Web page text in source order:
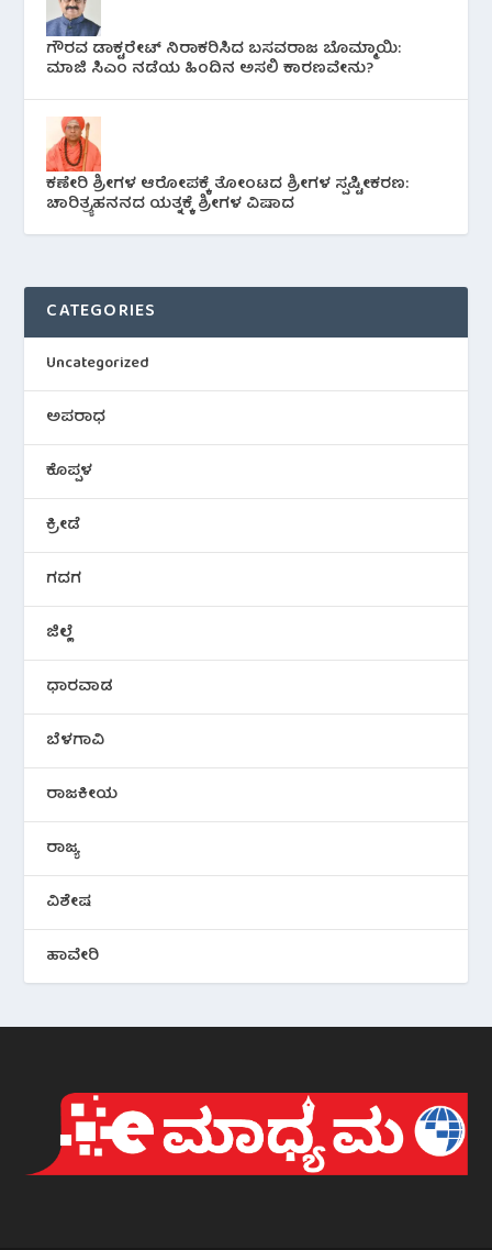
ಗೌರವ ಡಾಕ್ಟರೇಟ್ ನಿರಾಕರಿಸಿದ ಬಸವರಾಜ ಬೊಮ್ಮಾಯಿ:
ಮಾಜಿ ಸಿಎಂ ನಡೆಯ ಹಿಂದಿನ ಅಸಲಿ ಕಾರಣವೇನು?
ಕಣೇರಿ ಶ್ರೀಗಳ ಆರೋಪಕ್ಕೆ ತೋಂಟದ ಶ್ರೀಗಳ ಸ್ಪಷ್ಟೀಕರಣ:
ಚಾರಿತ್ರ್ಯಹನನದ ಯತ್ನಕ್ಕೆ ಶ್ರೀಗಳ ವಿಷಾದ
CATEGORIES
Uncategorized
ಅಪರಾಧ
ಕೊಪ್ಪಳ
ಕ್ರೀಡೆ
ಗದಗ
ಜಿಲ್ಲೆ
ಧಾರವಾಡ
ಬೆಳಗಾವಿ
ರಾಜಕೀಯ
ರಾಜ್ಯ
ವಿಶೇಷ
ಹಾವೇರಿ